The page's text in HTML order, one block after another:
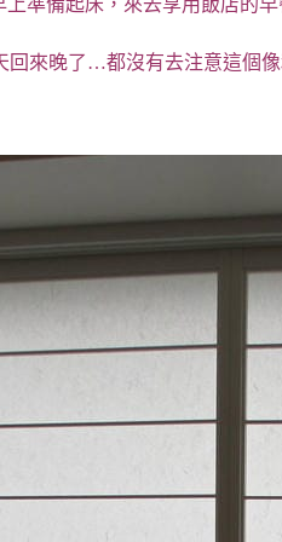
上準備起床，來去享用飯店的
回來晚了…都沒有去注意這個